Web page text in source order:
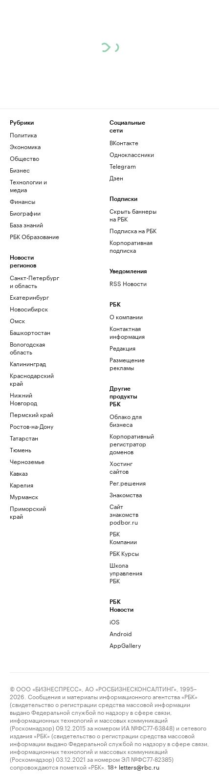
Рубрики
Политика
Экономика
Общество
Бизнес
Технологии и
медиа
Финансы
Биографии
База знаний
РБК Образование
Новости
регионов
Санкт-Петербург
и область
Екатеринбург
Новосибирск
Омск
Башкортостан
Вологодская
область
Калининград
Краснодарский
край
Нижний
Новгород
Пермский край
Ростов-на-Дону
Татарстан
Тюмень
Черноземье
Кавказ
Карелия
Мурманск
Приморский
край
Социальные
сети
ВКонтакте
Одноклассники
Telegram
Дзен
Подписки
Скрыть баннеры
на РБК
Подписка на РБК
Корпоративная
подписка
Уведомления
RSS Новости
РБК
О компании
Контактная
информация
Редакция
Размещение
рекламы
Другие
продукты
РБК
Облако для
бизнеса
Корпоративный
регистратор
доменов
Хостинг
сайтов
Рег.решения
Знакомства
Сайт
знакомств
podbor.ru
РБК
Компании
РБК Курсы
Школа
управления
РБК
РБК
Новости
iOS
Android
AppGallery
© ООО «БИЗНЕСПРЕСС», АО «РОСБИЗНЕСКОНСАЛТИНГ», 1995–
2026. Сообщения и материалы информационного агентства «РБК»
(свидетельство о регистрации средства массовой информации
выдано Федеральной службой по надзору в сфере связи,
информационных технологий и массовых коммуникаций
(Роскомнадзор) 09.12.2015 за номером ИА №ФС77-63848) и сетевого
издания «РБК» (свидетельство о регистрации средства массовой
информации выдано Федеральной службой по надзору в сфере связи,
информационных технологий и массовых коммуникаций
(Роскомнадзор) 03.12.2021 за номером ЭЛ №ФС77-82385)
сопровождаются пометкой «РБК».
18+ letters@rbc.ru